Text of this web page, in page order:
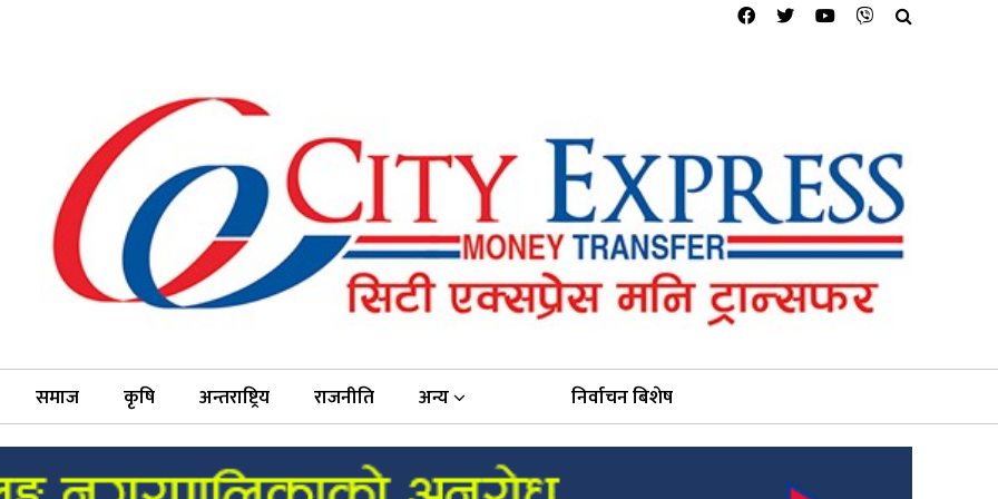
समाज कृषि अन्तराष्ट्रिय राजनीति अन्य निर्वाचन बिशेष